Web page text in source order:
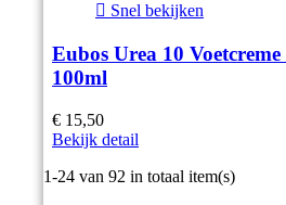
 Snel bekijken
Eubos Urea 10
100ml
€ 15,50
Bekijk detail
Item 1-24 van 92 in totaal item(s)